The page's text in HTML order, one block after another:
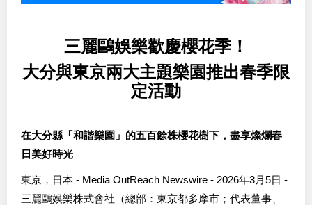
三麗鷗娛樂歡慶櫻花季！
大分與東京兩大主題樂園推出春季限
定活動
在大分縣「和諧樂園」的五百餘株櫻花樹下，盡享燦爛春
日美好時光
東京，日本 - Media OutReach Newswire - 2026年3月5日 -
三麗鷗娛樂株式會社（總部：東京都多摩市；代表董事、